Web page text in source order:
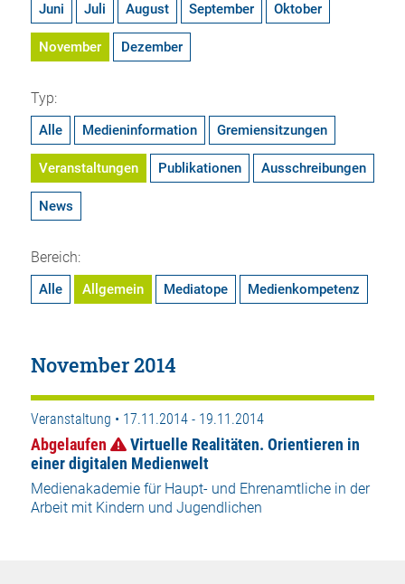
Juni Juli August September Oktober
November Dezember
Typ:
Alle Medieninformation Gremiensitzungen
Veranstaltungen Publikationen Ausschreibungen
News
Bereich:
Alle Allgemein Mediatope Medienkompetenz
November 2014
Veranstaltung • 17.11.2014 - 19.11.2014
Abgelaufen
Virtuelle Realitäten. Orientieren in
einer digitalen Medienwelt
Medienakademie für Haupt- und Ehrenamtliche in der
Arbeit mit Kindern und Jugendlichen